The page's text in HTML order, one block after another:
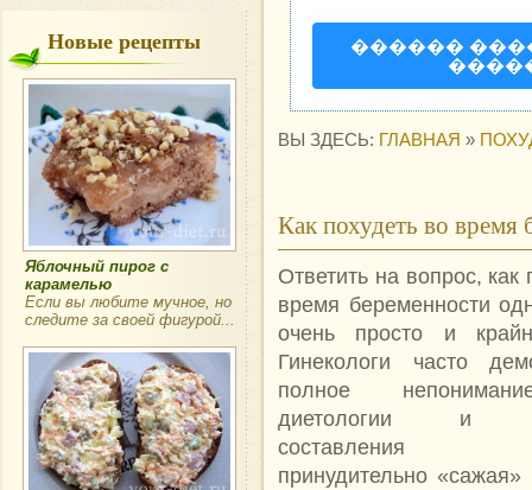
Новые рецепты
Яблочный пирог с
карамелью
Если вы любите мучное, но
следите за своей фигурой...
������
ВЫ ЗДЕСЬ: ГЛАВНАЯ »
Как похудеть во время
Ответить на вопрос, как
время беременности
очень просто и
Гинекологи часто
полное
диетологии и
составления
принудительно